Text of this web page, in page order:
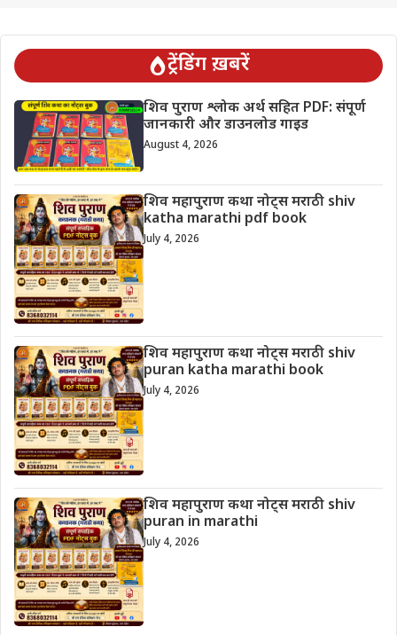
ट्रेंडिंग ख़बरें
शिव पुराण श्लोक अर्थ सहित PDF: संपूर्ण
जानकारी और डाउनलोड गाइड
August 4, 2026
शिव महापुराण कथा नोट्स मराठी shiv
katha marathi pdf book
July 4, 2026
शिव महापुराण कथा नोट्स मराठी shiv
puran katha marathi book
July 4, 2026
शिव महापुराण कथा नोट्स मराठी shiv
puran in marathi
July 4, 2026